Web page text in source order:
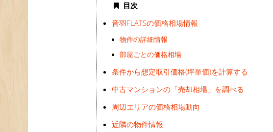
目次
音羽FLATSの価格相場情報
物件の詳細情報
部屋ごとの価格相場
条件から想定取引価格(坪単価)を計算する
中古マンションの「売却相場」を調べる
周辺エリアの価格相場動向
近隣の物件情報